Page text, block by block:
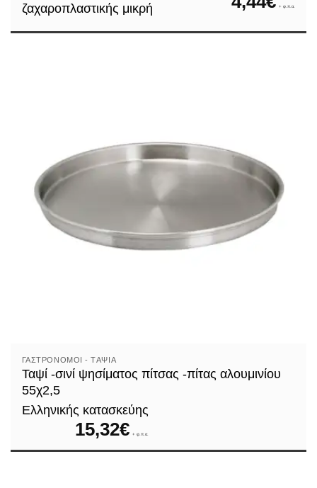
Είμαστε μια ενθουσιώδης ομάδα ανθρώπων με στόχο να
Η ομάδα του Spitikouzina.gr
ζαχαροπλαστικής μικρή
+ φ.π.α.
ΓΑΣΤΡΟΝΌΜΟΙ - TΑΨΙΆ
Ταψί -σινί ψησίματος πίτσας -πίτας αλουμινίου
55χ2,5
Ελληνικής κατασκεύης
15,32€ + φ.π.α.